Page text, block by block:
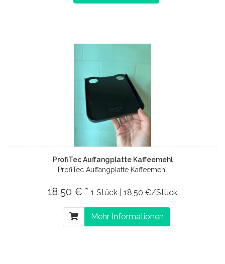
ProfiTec Auffangplatte Kaffeemehl
ProfiTec Auffangplatte Kaffeemehl
18,50 € * 1 Stück | 18,50 €/Stück
Mehr Informationen